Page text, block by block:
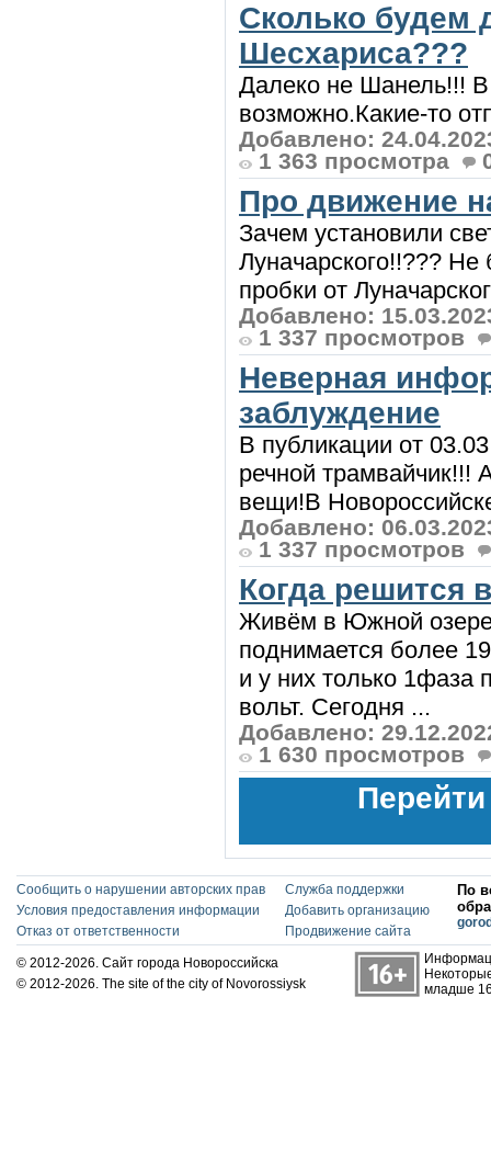
Сколько будем
Шесхариса???
Далеко не Шанель!!!
возможно.Какие-то
Добавлено:
1 363 просмотра
Про движение
Зачем установили
Луначарского!!???
пробки от
Добавлено:
1 337 просмотров
Неверная
заблуждение
В публикации от
речной трамвайчик!!!
вещи!В
Добавлено:
1 337 просмотров
Когда решится
Живём в Южной
поднимается более
и у них только 1фаза
вольт. Сегодня ...
Добавлено:
1 630 просмотров
Сообщить о нарушении авторских прав
Условия предоставления информации
Отказ от ответственности
Служба поддержки
Добавить организацию
Продвижение сайта
По
© 2012-2026. Сайт города Новороссийска
© 2012-2026. The site of the city of Novorossiysk
младше